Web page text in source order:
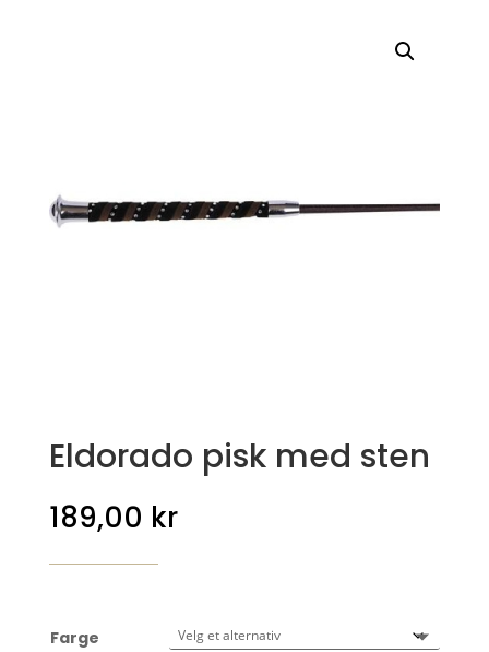
Eldorado pisk med sten
189,00 kr
Farge